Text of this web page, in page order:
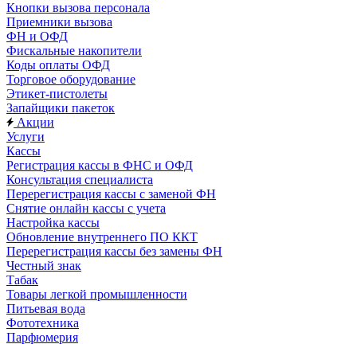
Кнопки вызова персонала
Приемники вызова
ФН и ОФД
Фискальные накопители
Коды оплаты ОФД
Торговое оборудование
Этикет-пистолеты
Запайщики пакеток
Акции
Услуги
Кассы
Регистрация кассы в ФНС и ОФД
Консультация специалиста
Перерегистрация кассы с заменой ФН
Снятие онлайн кассы с учета
Настройка кассы
Обновление внутреннего ПО ККТ
Перерегистрация кассы без замены ФН
Честный знак
Табак
Товары легкой промышленности
Питьевая вода
Фототехника
Парфюмерия